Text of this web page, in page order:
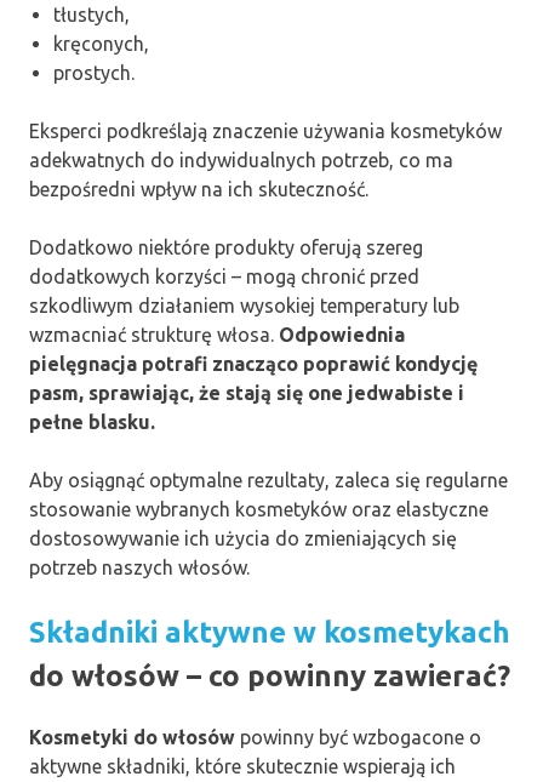
tłustych,
kręconych,
prostych.
Eksperci podkreślają znaczenie używania kosmetyków
adekwatnych do indywidualnych potrzeb, co ma
bezpośredni wpływ na ich skuteczność.
Dodatkowo niektóre produkty oferują szereg
dodatkowych korzyści – mogą chronić przed
szkodliwym działaniem wysokiej temperatury lub
wzmacniać strukturę włosa. Odpowiednia
pielęgnacja potrafi znacząco poprawić kondycję
pasm, sprawiając, że stają się one jedwabiste i
pełne blasku.
Aby osiągnąć optymalne rezultaty, zaleca się regularne
stosowanie wybranych kosmetyków oraz elastyczne
dostosowywanie ich użycia do zmieniających się
potrzeb naszych włosów.
Składniki aktywne w kosmetykach
do włosów – co powinny zawierać?
Kosmetyki do włosów powinny być wzbogacone o
aktywne składniki, które skutecznie wspierają ich